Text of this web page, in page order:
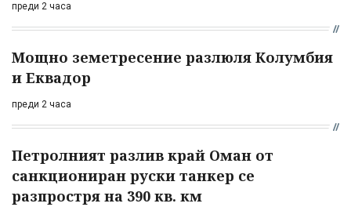
преди 2 часа
Мощно земетресение разлюля Колумбия
и Еквадор
преди 2 часа
Петролният разлив край Оман от
санкциониран руски танкер се
разпростря на 390 кв. км